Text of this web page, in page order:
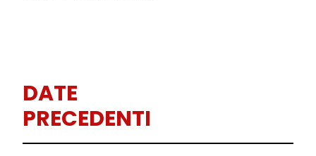
DATE
PRECEDENTI